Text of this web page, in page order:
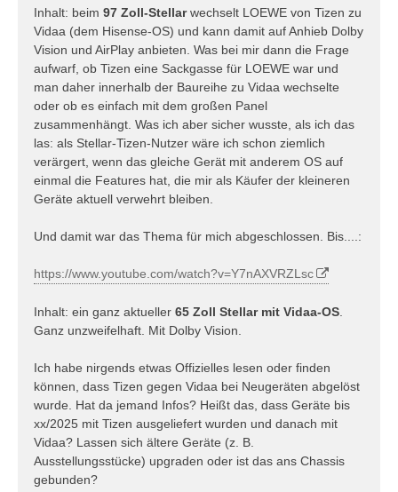
Inhalt: beim 97 Zoll-Stellarwechselt LOEWE von Tizen zu
Vidaa (dem Hisense-OS) und kann damit auf Anhieb Dolby
Vision und AirPlay anbieten. Was bei mir dann die Frage
aufwarf, ob Tizen eine Sackgasse für LOEWE war und
man daher innerhalb der Baureihe zu Vidaa wechselte
oder ob es einfach mit dem großen Panel
zusammenhängt. Was ich aber sicher wusste, als ich das
las: als Stellar-Tizen-Nutzer wäre ich schon ziemlich
verärgert, wenn das gleiche Gerät mit anderem OS auf
einmal die Features hat, die mir als Käufer der kleineren
Geräte aktuell verwehrt bleiben.
Und damit war das Thema für mich abgeschlossen. Bis....:
https://www.youtube.com/watch?v=Y7nAXVRZLsc
Inhalt: ein ganz aktueller 65 Zoll Stellar mit Vidaa-OS.
Ganz unzweifelhaft. Mit Dolby Vision.
Ich habe nirgends etwas Offizielles lesen oder finden
können, dass Tizen gegen Vidaa bei Neugeräten abgelöst
wurde. Hat da jemand Infos? Heißt das, dass Geräte bis
xx/2025 mit Tizen ausgeliefert wurden und danach mit
Vidaa? Lassen sich ältere Geräte (z. B.
Ausstellungsstücke) upgraden oder ist das ans Chassis
gebunden?